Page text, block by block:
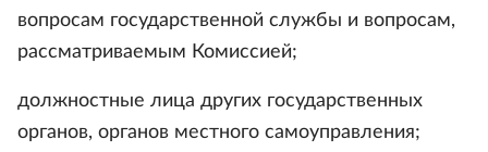
вопросам государственной службы и вопросам,
рассматриваемым Комиссией;
должностные лица других государственных
органов, органов местного самоуправления;